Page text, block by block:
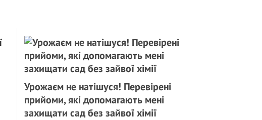
Урожаєм не натішуся! Перевірені
прийоми, які допомагають мені
захищати сад без зайвої хімії